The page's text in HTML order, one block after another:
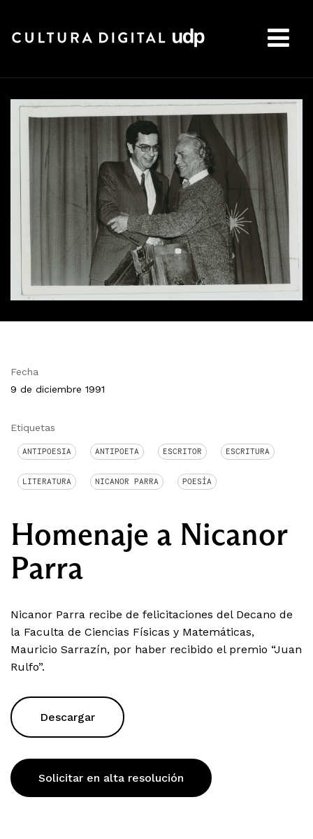
Fecha
9 de diciembre 1991
Etiquetas
ANTIPOESIA ANTIPOETA ESCRITOR ESCRITURA
LITERATURA NICANOR PARRA POESÍA
Homenaje a Nicanor
Parra
Nicanor Parra recibe de felicitaciones del Decano de
la Faculta de Ciencias Físicas y Matemáticas,
Mauricio Sarrazín, por haber recibido el premio “Juan
Rulfo”.
Descargar
Solicitar en alta resolución